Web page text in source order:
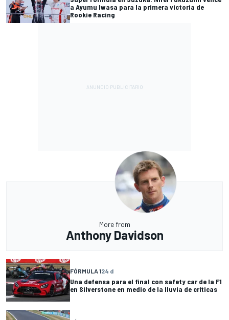
a Ayumu Iwasa para la primera victoria de
Rookie Racing
More from
Anthony Davidson
FÓRMULA 124 d
Una defensa para el final con safety car de la F1
en Silverstone en medio de la lluvia de críticas